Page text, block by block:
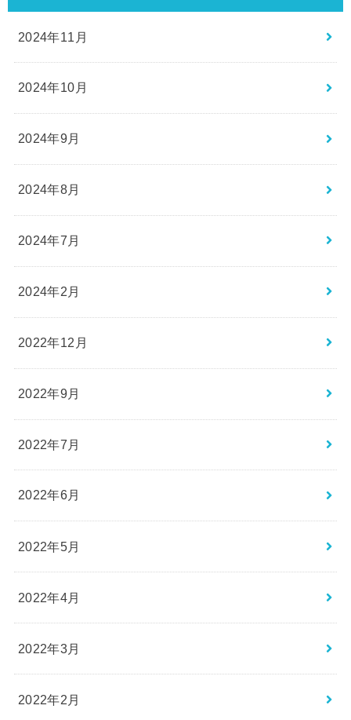
2024年11月
2024年10月
2024年9月
2024年8月
2024年7月
2024年2月
2022年12月
2022年9月
2022年7月
2022年6月
2022年5月
2022年4月
2022年3月
2022年2月